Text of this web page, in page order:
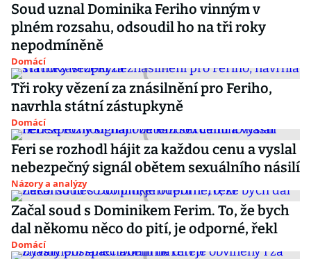
Soud uznal Dominika Feriho vinným v
plném rozsahu, odsoudil ho na tři roky
nepodmíněně
Domácí
Tři roky vězení za znásilnění pro Feriho,
navrhla státní zástupkyně
Domácí
Feri se rozhodl hájit za každou cenu a vyslal
nebezpečný signál obětem sexuálního násilí
Názory a analýzy
Začal soud s Dominikem Ferim. To, že bych
dal někomu něco do pití, je odporné, řekl
Domácí